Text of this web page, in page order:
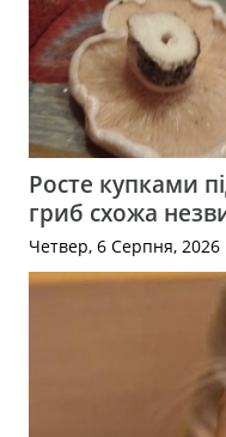
Росте купками
гриб схожа
Четвер, 6 Серпня, 2026